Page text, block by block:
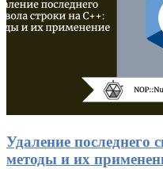
Удаление последнего
методы и их